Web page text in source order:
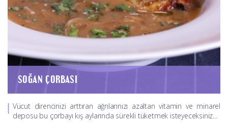
SOĞAN ÇORBASI
Vücut direncinizi arttıran ağrılarınızı azaltan vitamin ve minarel
deposu bu çorbayı kış aylarında sürekli tüketmek isteyeceksiniz...